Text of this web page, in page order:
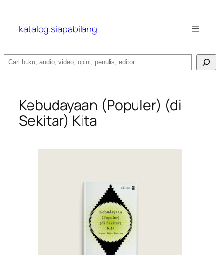
katalog.siapabilang
Search
Kebudayaan (Populer) (di
Sekitar) Kita